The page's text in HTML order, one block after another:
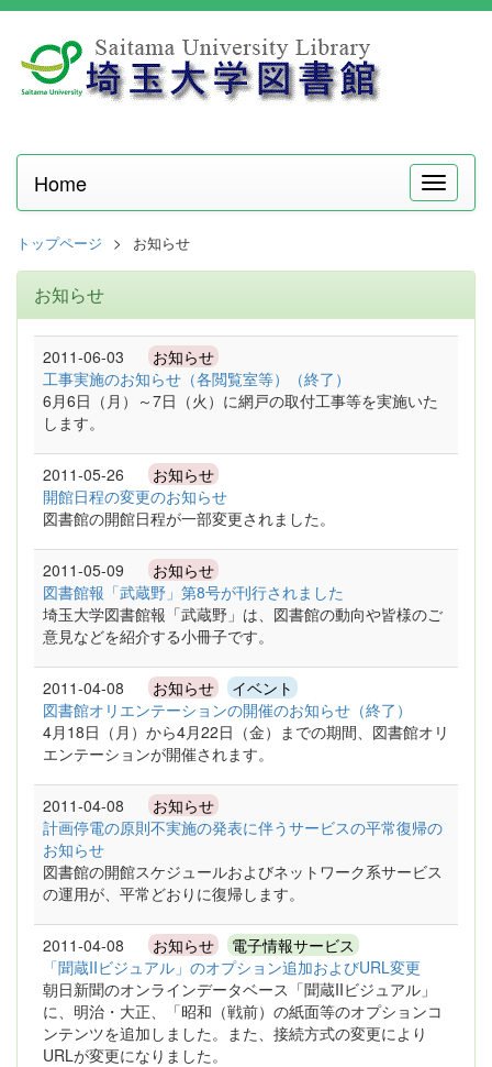
メ
ニ
Home
トップページ お知らせ
お知らせ
2011-06-03 お知らせ
工事実施のお知らせ（各閲覧室等）（終了）
6月6日（月）～7日（火）に網戸の取付工事等を実施いた
します。
2011-05-26 お知らせ
開館日程の変更のお知らせ
図書館の開館日程が一部変更されました。
2011-05-09 お知らせ
図書館報「武蔵野」第8号が刊行されました
埼玉大学図書館報「武蔵野」は、図書館の動向や皆様のご
意見などを紹介する小冊子です。
2011-04-08 お知らせ イベント
図書館オリエンテーションの開催のお知らせ（終了）
4月18日（月）から4月22日（金）までの期間、図書館オリ
エンテーションが開催されます。
2011-04-08 お知らせ
計画停電の原則不実施の発表に伴うサービスの平常復帰の
お知らせ
図書館の開館スケジュールおよびネットワーク系サービス
の運用が、平常どおりに復帰します。
2011-04-08 お知らせ 電子情報サービス
「聞蔵IIビジュアル」のオプション追加およびURL変更
朝日新聞のオンラインデータベース「聞蔵IIビジュアル」
に、明治・大正、「昭和（戦前）の紙面等のオプションコ
ンテンツを追加しました。また、接続方式の変更により
URLが変更になりました。